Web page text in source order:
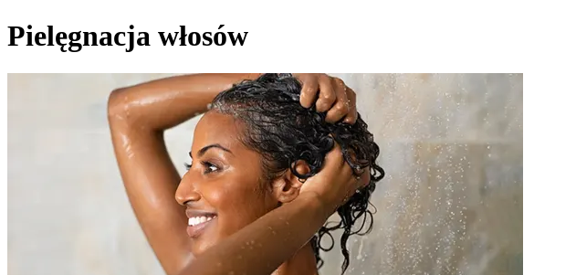
Pielęgnacja włosów